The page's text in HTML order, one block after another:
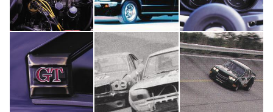
和の名車大全集 上/下巻』。これ
を元に新たに...